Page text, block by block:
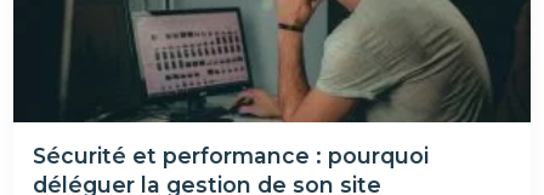
Sécurité et performance : pourquoi
déléguer la gestion de son site